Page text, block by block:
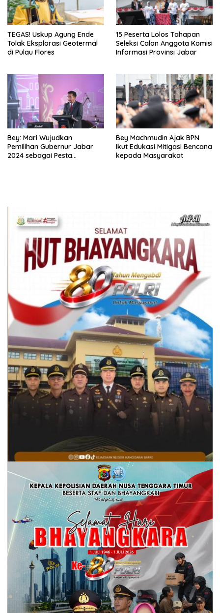
TEGAS! Uskup Agung Ende
Tolak Eksplorasi Geotermal
di Pulau Flores
15 Peserta Lolos Tahapan
Seleksi Calon Anggota Komisi
Informasi Provinsi Jabar
Bey: Mari Wujudkan
Pemilihan Gubernur Jabar
2024 sebagai Pesta
Bey Machmudin Ajak BPN
Ikut Edukasi Mitigasi Bencana
kepada Masyarakat